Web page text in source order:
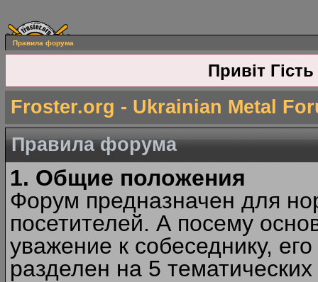
Правила форума
Привіт Гість
Froster.org - Ukrainian Metal
Правила форума
1. Общие положения
Форум предназначен для
посетителей. А посему
уважение к собеседнику,
разделен на 5